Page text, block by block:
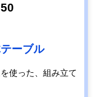
ーブル
使った、組み立て